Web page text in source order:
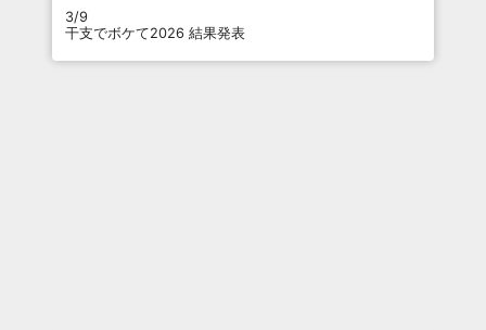
3/9
干支でボケて2026 結果発表